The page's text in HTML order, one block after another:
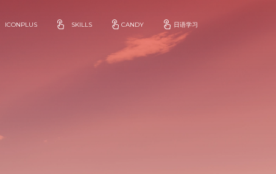
ICONPLUS SKILLS CANDY 日语学习